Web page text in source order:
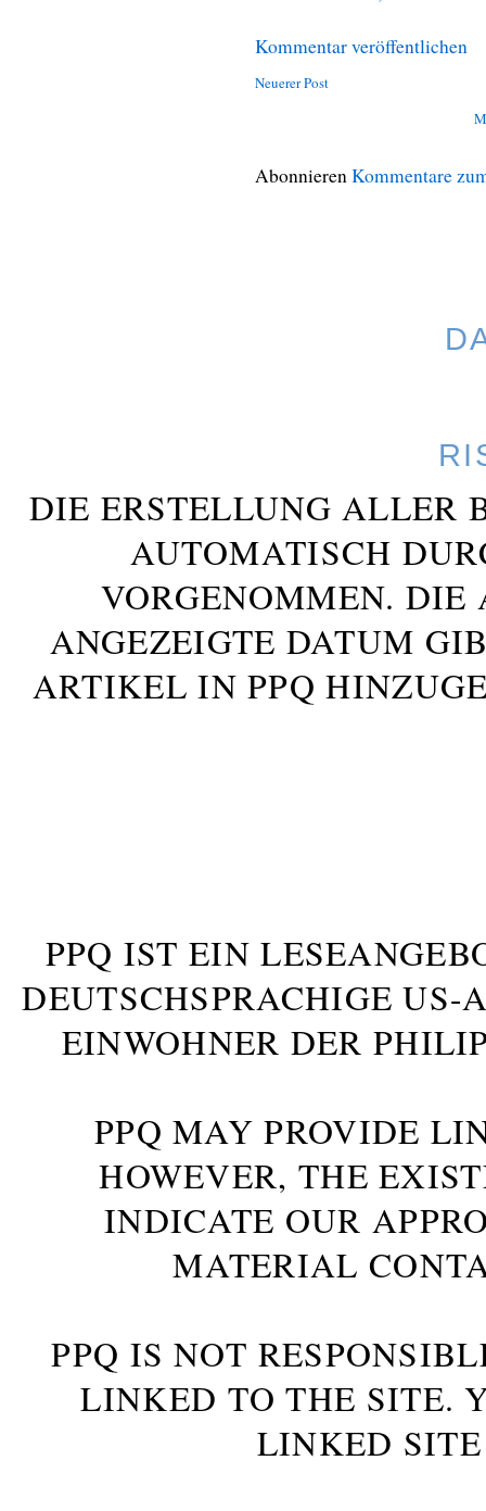
Kommentar veröffentlichen
Neuerer Post
AbonnierenKommentare
DIE ERSTELLUNG ALLER
AUTOMATISCH
VORGENOMMEN. DIE
ANGEZEIGTE DATUM
ARTIKEL IN PPQ
PPQ IST EIN
DEUTSCHSPRACHIGE US-
INWOHNER DER
PPQ MAY PROVIDE
HOWEVER, THE
INDICATE OUR
MATERIAL
PPQ IS NOT
LINKED TO THE SITE.
LINKED